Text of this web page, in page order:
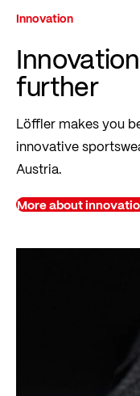
Innovation
further
Löffler makes you
innovative
Austria.
More about